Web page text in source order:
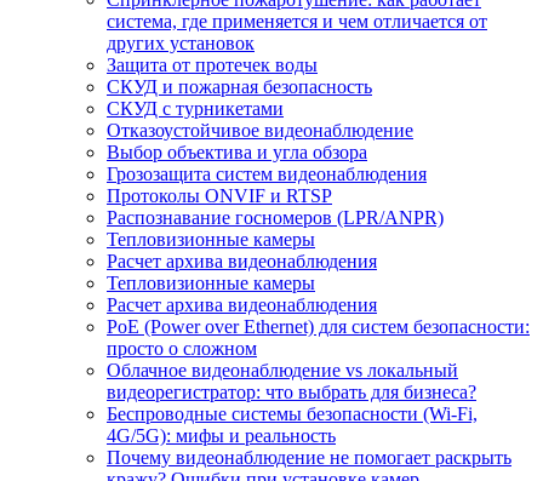
система, где применяется и чем отличается от
других установок
Защита от протечек воды
СКУД и пожарная безопасность
СКУД с турникетами
Отказоустойчивое видеонаблюдение
Выбор объектива и угла обзора
Грозозащита систем видеонаблюдения
Протоколы ONVIF и RTSP
Распознавание госномеров (LPR/ANPR)
Тепловизионные камеры
Расчет архива видеонаблюдения
Тепловизионные камеры
Расчет архива видеонаблюдения
PoE (Power over Ethernet) для систем безопасности:
просто о сложном
Облачное видеонаблюдение vs локальный
видеорегистратор: что выбрать для бизнеса?
Беспроводные системы безопасности (Wi-Fi,
4G/5G): мифы и реальность
Почему видеонаблюдение не помогает раскрыть